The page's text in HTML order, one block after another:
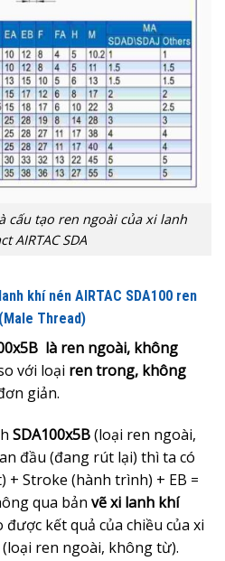
cấu tạo ren ngoài của xi lanh
AIRTAC SDA
khí nén AIRTAC SDA100 ren
Thread)
là ren ngoài, không
với loại ren trong, không
giản.
SDA100x5B(loại ren ngoài,
đầu (đang rút lại) thì ta có
+ Stroke (hành trình) + EB =
qua bản vẽ xi lanh khí
kết quả của chiều của xi
(loại ren ngoài, không từ).